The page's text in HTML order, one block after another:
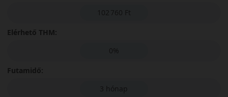
102 760 Ft
Elérhető THM:
0%
Futamidő:
3 hónap